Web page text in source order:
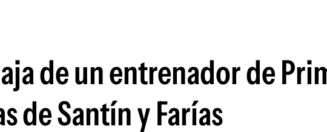
de un entrenador de
de Santín y Farías